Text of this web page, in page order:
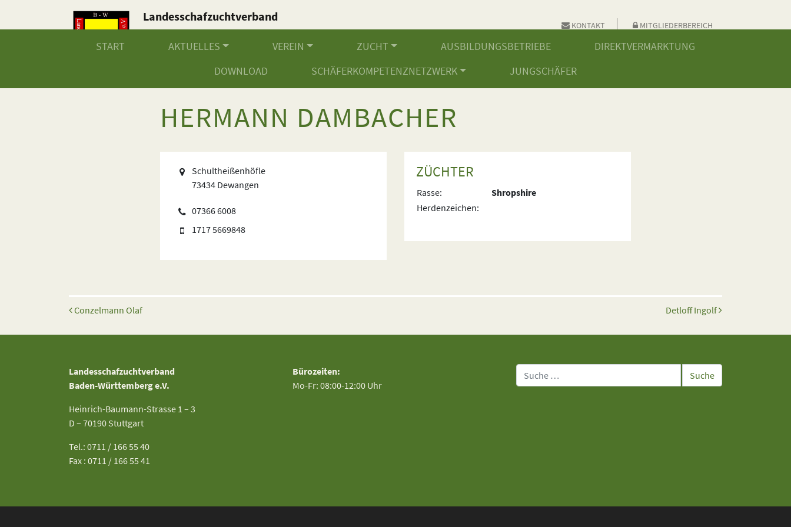
Landesschafzuchtverband
Baden-Württemberg e.V.
KONTAKT MITGLIEDERBEREICH
START AKTUELLES VEREIN ZUCHT AUSBILDUNGSBETRIEBE
DIREKTVERMARKTUNG
DOWNLOAD
SCHÄFERKOMPETENZNETZWERK JUNGSCHÄFER
HERMANN DAMBACHER
Schultheißenhöfle
73434 Dewangen
07366 6008
1717 5669848
ZÜCHTER
Rasse:
Shropshire
Herdenzeichen:
Beitrags-Navigation
Conzelmann Olaf Detloff Ingolf
Landesschafzuchtverband
Baden-Württemberg e.V.
Heinrich-Baumann-Strasse 1 – 3
D – 70190 Stuttgart
Tel.: 0711 / 166 55 40
Fax : 0711 / 166 55 41
Bürozeiten:
Mo-Fr: 08:00-12:00 Uhr
Suche